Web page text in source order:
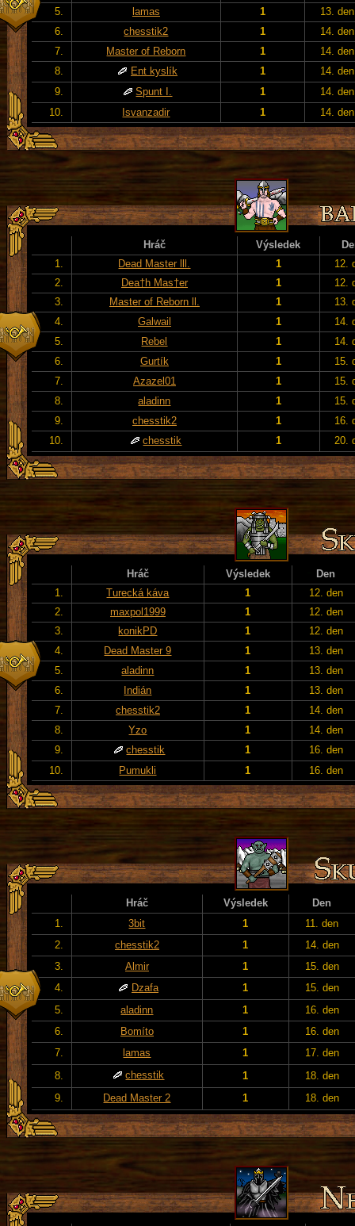
5.
lamas 1
13. den
6.
chesstik2 1
14. den
7.
Master of Reborn 1
14. den
8.
Ent kyslík 1
14. den
9.
Spunt I. 1
14. den
10.
Isvanzadir 1 14. den
Hráč Výsledek
1.
Dead Master lll. 1
12.
2.
Dea†h Mas†er 1
12.
3.
Master of Reborn ll. 1
13.
4.
Galwail 1
14.
5.
Rebel 1
14.
6.
Gurtík 1
15.
7.
Azazel01 1
15.
8.
aladinn 1
15.
9.
chesstik2 1
16.
10.
chesstik 1 20.
Hráč Výsledek
Den
1.
Turecká káva 1
12. den
2.
maxpol1999 1
12. den
3.
konikPD 1
12. den
4.
Dead Master 9 1
13. den
5.
aladinn 1
13. den
6.
Indián 1
13. den
7.
chesstik2 1
14. den
8.
Yzo 1
14. den
9.
chesstik 1
16. den
10.
Pumukli 1 16. den
Hráč Výsledek
Den
1.
3bit 1
11. den
2.
chesstik2 1
14. den
3.
Almir 1
15. den
4.
Dzafa 1
15. den
5.
aladinn 1
16. den
6.
Bomíto 1
16. den
7.
lamas 1
17. den
8.
chesstik 1
18. den
9.
Dead Master 2 1 18. den